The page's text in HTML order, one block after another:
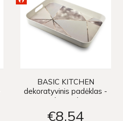
BASIC KITCHEN
dekoratyvinis padėklas -
smėlio spalvos
€8 54